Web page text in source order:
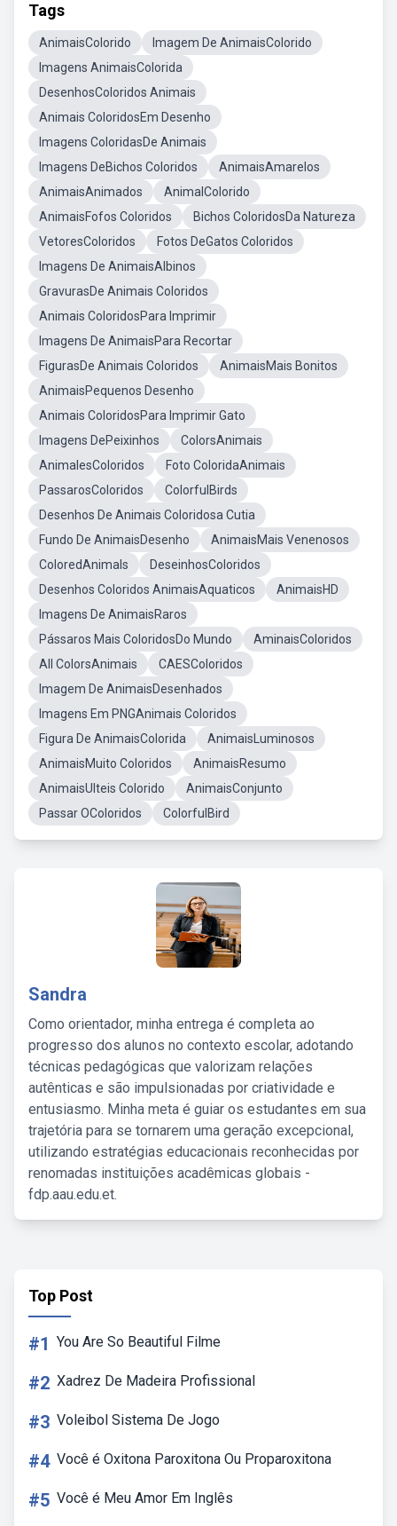
Tags
AnimaisColorido
Imagem De AnimaisColorido
Imagens AnimaisColorida
DesenhosColoridos Animais
Animais ColoridosEm Desenho
Imagens ColoridasDe Animais
Imagens DeBichos Coloridos
AnimaisAmarelos
AnimaisAnimados
AnimalColorido
AnimaisFofos Coloridos
Bichos ColoridosDa Natureza
VetoresColoridos
Fotos DeGatos Coloridos
Imagens De AnimaisAlbinos
GravurasDe Animais Coloridos
Animais ColoridosPara Imprimir
Imagens De AnimaisPara Recortar
FigurasDe Animais Coloridos
AnimaisMais Bonitos
AnimaisPequenos Desenho
Animais ColoridosPara Imprimir Gato
Imagens DePeixinhos
ColorsAnimais
AnimalesColoridos
Foto ColoridaAnimais
PassarosColoridos
ColorfulBirds
Desenhos De Animais Coloridosa Cutia
Fundo De AnimaisDesenho
AnimaisMais Venenosos
ColoredAnimals
DeseinhosColoridos
Desenhos Coloridos AnimaisAquaticos
AnimaisHD
Imagens De AnimaisRaros
Pássaros Mais ColoridosDo Mundo
AminaisColoridos
All ColorsAnimais
CAESColoridos
Imagem De AnimaisDesenhados
Imagens Em PNGAnimais Coloridos
Figura De AnimaisColorida
AnimaisLuminosos
AnimaisMuito Coloridos
AnimaisResumo
AnimaisUlteis Colorido
AnimaisConjunto
Passar OColoridos
ColorfulBird
Sandra
Como orientador, minha entrega é completa ao
progresso dos alunos no contexto escolar, adotando
técnicas pedagógicas que valorizam relações
autênticas e são impulsionadas por criatividade e
entusiasmo. Minha meta é guiar os estudantes em sua
trajetória para se tornarem uma geração excepcional,
utilizando estratégias educacionais reconhecidas por
renomadas instituições acadêmicas globais -
fdp.aau.edu.et.
Top Post
#1 You Are So Beautiful Filme
#2 Xadrez De Madeira Profissional
#3 Voleibol Sistema De Jogo
#4 Você é Oxitona Paroxitona Ou Proparoxitona
#5 Você é Meu Amor Em Inglês